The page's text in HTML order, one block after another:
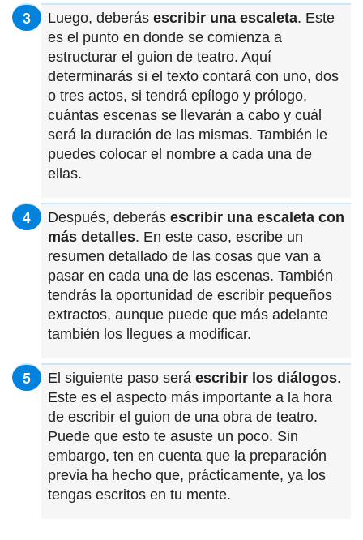
Luego, deberás escribir una escaleta. Este
es el punto en donde se comienza a
estructurar el guion de teatro. Aquí
determinarás si el texto contará con uno, dos
o tres actos, si tendrá epílogo y prólogo,
cuántas escenas se llevarán a cabo y cuál
será la duración de las mismas. También le
puedes colocar el nombre a cada una de
ellas.
Después, deberás escribir una escaleta con
más detalles. En este caso, escribe un
resumen detallado de las cosas que van a
pasar en cada una de las escenas. También
tendrás la oportunidad de escribir pequeños
extractos, aunque puede que más adelante
también los llegues a modificar.
El siguiente paso será escribir los diálogos.
Este es el aspecto más importante a la hora
de escribir el guion de una obra de teatro.
Puede que esto te asuste un poco. Sin
embargo, ten en cuenta que la preparación
previa ha hecho que, prácticamente, ya los
tengas escritos en tu mente.